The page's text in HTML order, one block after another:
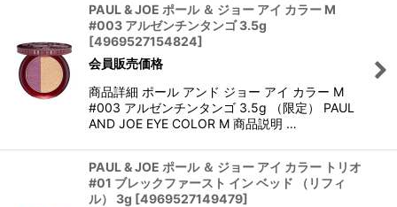
PAUL & JOE ポール ＆ ジョー アイ カラー M
#003 アルゼンチンタンゴ 3.5g
[4969527154824]
会員販売価格
商品詳細 ポール アンド ジョー アイ カラー M
#003 アルゼンチンタンゴ 3.5g （限定） PAUL
AND JOE EYE COLOR M 商品説明 …
PAUL & JOE ポール ＆ ジョー アイ カラー トリオ
#01 ブレックファースト イン ベッド （リフィ
ル） 3g [4969527149479]